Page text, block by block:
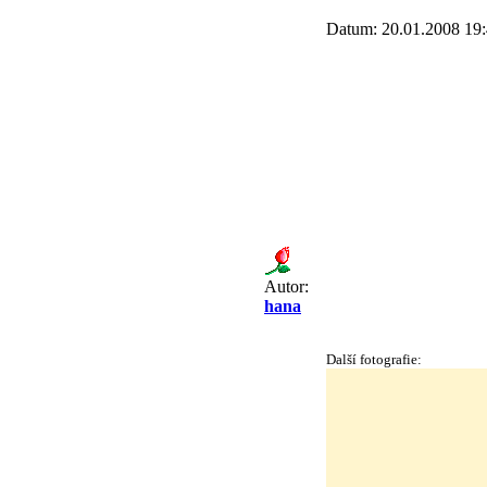
Autor:
hana
Datum: 20.01.2008
Další fotografie: